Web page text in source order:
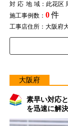
対応地域：此花区
施工事例数： 0件
工事店住所：大阪府
大阪府
素早い対応
を迅速に解決